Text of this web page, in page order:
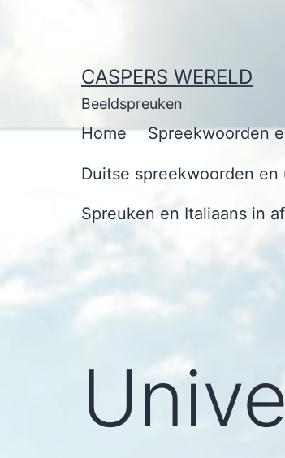
CASPERS WERELD
Beeldspreuken
Home Spreekwoorden
Duitse spreekwoorden en
Spreuken en Italiaans in